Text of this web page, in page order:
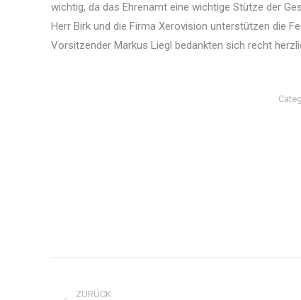
wichtig, da das Ehrenamt eine wichtige Stütze der
Herr Birk und die Firma Xerovision unterstützen die
Vorsitzender Markus Liegl bedankten sich recht
ZURÜCK